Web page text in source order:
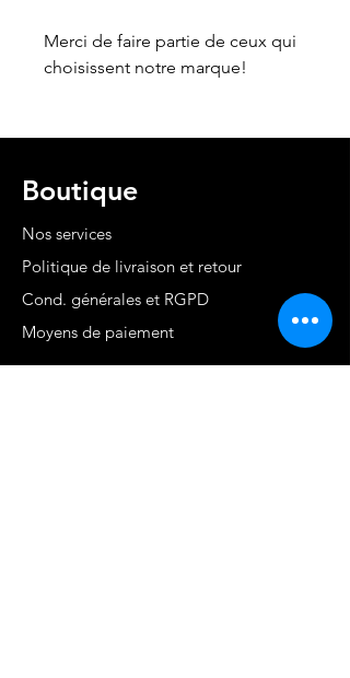
Merci de faire partie de ceux qui
choisissent notre marque!
Boutique
Nos services
Politique de livraison et retour
Cond. générales et RGPD
Moyens de paiement